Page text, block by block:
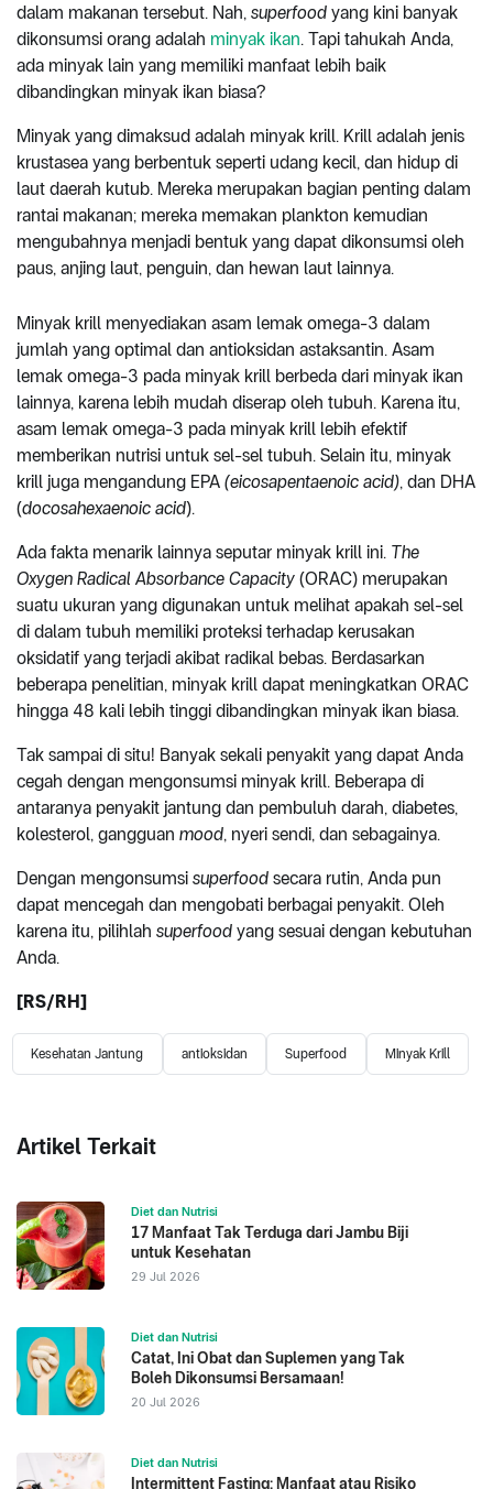
dalam makanan tersebut. Nah, superfood yang kini banyak
dikonsumsi orang adalah minyak ikan. Tapi tahukah Anda,
ada minyak lain yang memiliki manfaat lebih baik
dibandingkan minyak ikan biasa?
Minyak yang dimaksud adalah minyak krill. Krill adalah jenis
krustasea yang berbentuk seperti udang kecil, dan hidup di
laut daerah kutub. Mereka merupakan bagian penting dalam
rantai makanan; mereka memakan plankton kemudian
mengubahnya menjadi bentuk yang dapat dikonsumsi oleh
paus, anjing laut, penguin, dan hewan laut lainnya.
Minyak krill menyediakan asam lemak omega-3 dalam
jumlah yang optimal dan antioksidan astaksantin. Asam
lemak omega-3 pada minyak krill berbeda dari minyak ikan
lainnya, karena lebih mudah diserap oleh tubuh. Karena itu,
asam lemak omega-3 pada minyak krill lebih efektif
memberikan nutrisi untuk sel-sel tubuh. Selain itu, minyak
krill juga mengandung EPA (eicosapentaenoic acid), dan DHA
(docosahexaenoic acid).
Ada fakta menarik lainnya seputar minyak krill ini. The
Oxygen Radical Absorbance Capacity (ORAC) merupakan
suatu ukuran yang digunakan untuk melihat apakah sel-sel
di dalam tubuh memiliki proteksi terhadap kerusakan
oksidatif yang terjadi akibat radikal bebas. Berdasarkan
beberapa penelitian, minyak krill dapat meningkatkan ORAC
hingga 48 kali lebih tinggi dibandingkan minyak ikan biasa.
Tak sampai di situ! Banyak sekali penyakit yang dapat Anda
cegah dengan mengonsumsi minyak krill. Beberapa di
antaranya penyakit jantung dan pembuluh darah, diabetes,
kolesterol, gangguan mood, nyeri sendi, dan sebagainya.
Dengan mengonsumsi superfood secara rutin, Anda pun
dapat mencegah dan mengobati berbagai penyakit. Oleh
karena itu, pilihlah superfood yang sesuai dengan kebutuhan
Anda.
[RS/RH]
Kesehatan Jantung antioksidan Superfood Minyak Krill
Artikel Terkait
Diet dan Nutrisi
17 Manfaat Tak Terduga dari Jambu Biji
untuk Kesehatan
29 Jul 2026
Diet dan Nutrisi
Catat, Ini Obat dan Suplemen yang Tak
Boleh Dikonsumsi Bersamaan!
20 Jul 2026
Diet dan Nutrisi
Intermittent Fasting: Manfaat atau Risiko